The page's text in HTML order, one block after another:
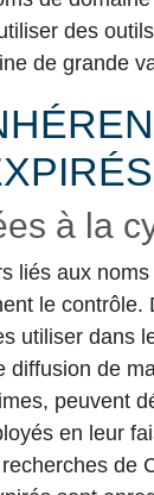
des
de grande
à la
liés aux
le
utiliser dans
diffusion de
peuvent
en leur
de